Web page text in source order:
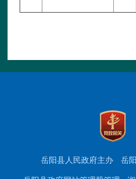
岳阳县人民政府主办
岳